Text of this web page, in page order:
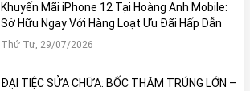
Khuyến Mãi iPhone 12 Tại Hoàng Anh Mobile:
Sở Hữu Ngay Với Hàng Loạt Ưu Đãi Hấp Dẫn
Thứ Tư, 29/07/2026
ĐẠI TIỆC SỬA CHỮA: BỐC THĂM TRÚNG LỚN –